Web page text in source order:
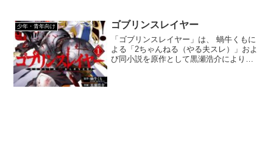
な、特にクライマックスがある訳でもな
いのんびりと楽しめる作品です。
少年・青年向け ゴブリンスレイヤー
「ゴブリンスレイヤー」は、 蝸牛くもに
よる「2ちゃんねる（やる夫スレ）」およ
び同小説を原作として黒瀬浩介によりコ